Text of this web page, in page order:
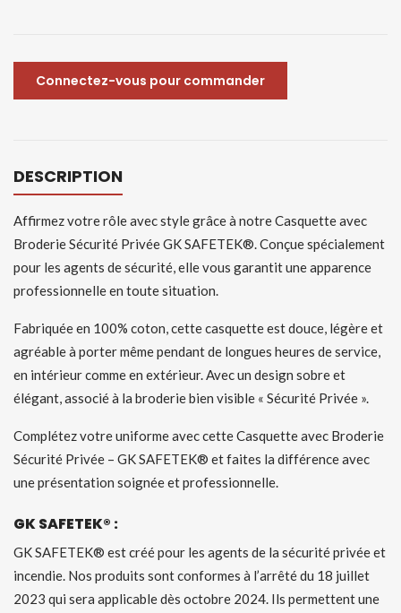
Connectez-vous pour commander
DESCRIPTION
Affirmez votre rôle avec style grâce à notre Casquette avec
Broderie Sécurité Privée GK SAFETEK®. Conçue spécialement
pour les agents de sécurité, elle vous garantit une apparence
professionnelle en toute situation.
Fabriquée en 100% coton, cette casquette est douce, légère et
agréable à porter même pendant de longues heures de service,
en intérieur comme en extérieur. Avec un design sobre et
élégant, associé à la broderie bien visible « Sécurité Privée ».
Complétez votre uniforme avec cette Casquette avec Broderie
Sécurité Privée – GK SAFETEK® et faites la différence avec
une présentation soignée et professionnelle.
GK SAFETEK® :
GK SAFETEK® est créé pour les agents de la sécurité privée et
incendie. Nos produits sont conformes à l’arrêté du 18 juillet
2023 qui sera applicable dès octobre 2024. Ils permettent une